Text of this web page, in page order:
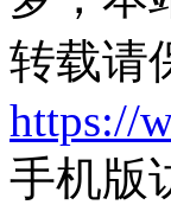
转载请
https://
手机版